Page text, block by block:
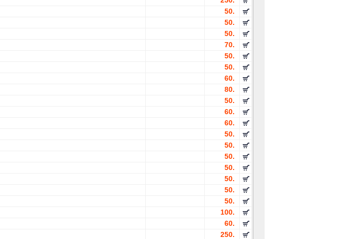
50.
50.
50.
70.
50.
50.
60.
80.
50.
60.
60.
50.
50.
50.
50.
50.
50.
50.
100.
60.
250.